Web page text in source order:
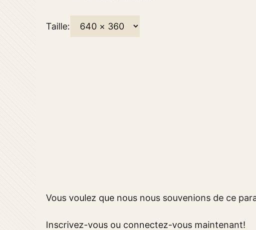
Taille:
Vous voulez que nous nous souvenions de ce
Inscrivez-vous ou connectez-vous maintenant!